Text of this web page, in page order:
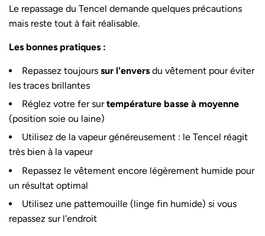
Le repassage du Tencel demande quelques précautions
mais reste tout à fait réalisable.
Les bonnes pratiques :
Repassez toujours sur l'envers du vêtement pour éviter
les traces brillantes
Réglez votre fer surtempérature basse à moyenne
(position soie ou laine)
Utilisez de la vapeur généreusement : le Tencel réagit
très bien à la vapeur
Repassez le vêtement encore légèrement humide pour
un résultat optimal
Utilisez une pattemouille (linge fin humide) si vous
repassez sur l'endroit